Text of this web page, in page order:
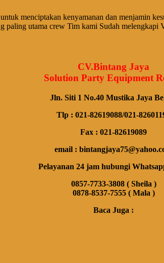
menciptakan kenyamanan dan menjamin
paling utama crew Tim kami Sudah
CV.Bintang Jaya
Solution Party Equipment
Jln. Siti 1 No.40 Mustika Jaya
Tlp : 021-82619088/021-
Fax : 021-82619089
email :
Pelayanan 24 jam hubungi
0857-7733-3808 ( Sheila )
0878-8537-7555 ( Mala )
Baca Juga :